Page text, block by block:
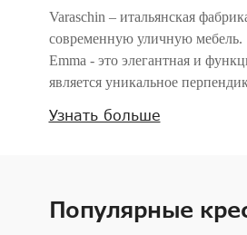
Varaschin – итальянская
современную уличную мебель.
Emma - это элегантная и
является уникальное
Ножки - окрашенный
входит одна подушка
Узнать больше
Популярные